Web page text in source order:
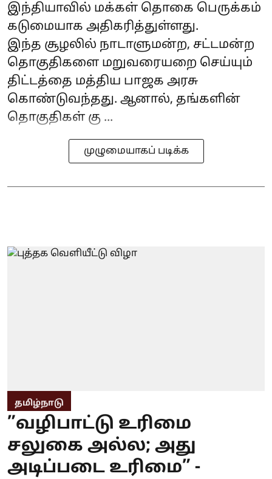
இந்தியாவில் மக்கள் தொகை பெருக்கம்
கடுமையாக அதிகரித்துள்ளது.
இந்த சூழலில் நாடாளுமன்ற, சட்டமன்ற
தொகுதிகளை மறுவரையறை செய்யும்
திட்டத்தை மத்திய பாஜக அரசு
கொண்டுவந்தது. ஆனால், தங்களின்
தொகுதிகள் கு ...
முழுமையாகப் படிக்க
தமிழ்நாடு
”வழிபாட்டு உரிமை
சலுகை அல்ல; அது
அடிப்படை உரிமை” -